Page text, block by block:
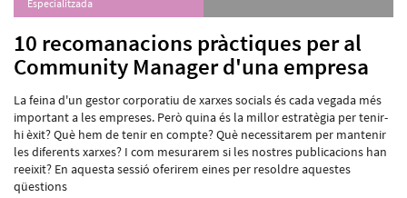
Especialitzada
10 recomanacions pràctiques per al
Community Manager d'una empresa
La feina d'un gestor corporatiu de xarxes socials és cada vegada més
important a les empreses. Però quina és la millor estratègia per tenir-
hi èxit? Què hem de tenir en compte? Què necessitarem per mantenir
les diferents xarxes? I com mesurarem si les nostres publicacions han
reeixit? En aquesta sessió oferirem eines per resoldre aquestes
qüestions